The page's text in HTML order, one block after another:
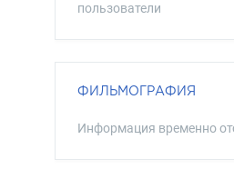
пользователи
ФИЛЬМОГРАФИЯ
Информация временно